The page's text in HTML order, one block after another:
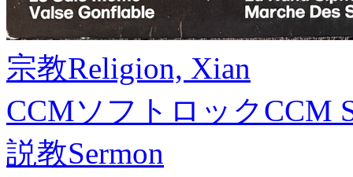
宗教Religion, Xian
CCMソフトロックCCM
説教Sermon